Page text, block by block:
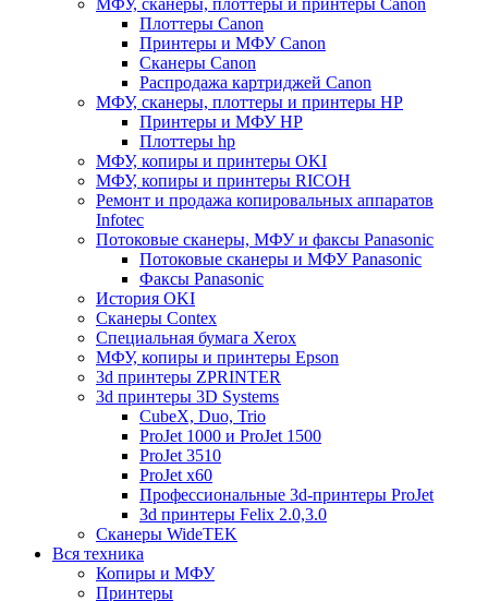
МФУ, сканеры, плоттеры и принтеры Canon
Плоттеры Canon
Принтеры и МФУ Canon
Сканеры Canon
Распродажа картриджей Canon
МФУ, сканеры, плоттеры и принтеры HP
Принтеры и МФУ HP
Плоттеры hp
МФУ, копиры и принтеры OKI
МФУ, копиры и принтеры RICOH
Ремонт и продажа копировальных аппаратов
Infotec
Потоковые сканеры, МФУ и факсы Panasonic
Потоковые сканеры и МФУ Panasonic
Факсы Panasonic
История OKI
Сканеры Contex
Специальная бумага Xerox
МФУ, копиры и принтеры Epson
3d принтеры ZPRINTER
3d принтеры 3D Systems
CubeX, Duo, Trio
ProJet 1000 и ProJet 1500
ProJet 3510
ProJet x60
Профессиональные 3d-принтеры ProJet
3d принтеры Felix 2.0,3.0
Сканеры WideTEK
Вся техника
Копиры и МФУ
Принтеры